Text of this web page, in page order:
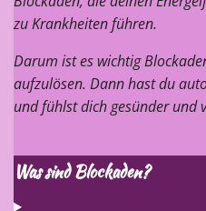
zu Krankheiten führen.
Darum ist es wichtig
aufzulösen. Dann hast du
und fühlst dich gesünder und
Was sind Blockaden?